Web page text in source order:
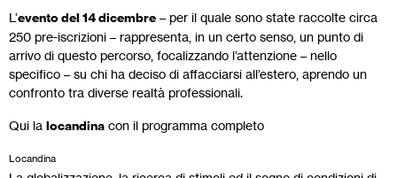
L’evento del 14 dicembre – per il quale sono state raccolte circa
250 pre-iscrizioni – rappresenta, in un certo senso, un punto di
arrivo di questo percorso, focalizzando l’attenzione – nello
specifico – su chi ha deciso di affacciarsi all’estero, aprendo un
confronto tra diverse realtà professionali.
Qui la locandina con il programma completo
Locandina